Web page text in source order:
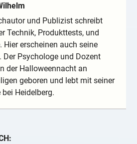
und Publizist schreibt
Technik, Produkttests, und
Hier erscheinen auch seine
Der Psychologe und Dozent
der Halloweennacht an
geboren und lebt mit seiner
Heidelberg.